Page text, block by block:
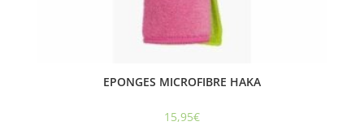
EPONGES MICROFIBRE HAKA
15,95€